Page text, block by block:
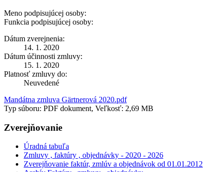
Meno podpisujúcej osoby:
Funkcia podpisujúcej osoby:
Dátum zverejnenia:
14. 1. 2020
Dátum účinnosti zmluvy:
15. 1. 2020
Platnosť zmluvy do:
Neuvedené
Mandátna zmluva Gärtnerová 2020.pdf
Typ súboru: PDF dokument, Veľkosť: 2,69 MB
Zverejňovanie
Úradná tabuľa
Zmluvy , faktúry , objednávky - 2020 - 2026
Zverejňovanie faktúr, zmlúv a objednávok od 01.01.2012